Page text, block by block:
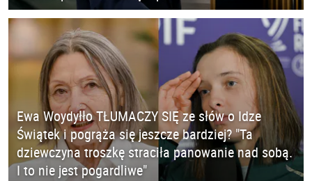
Ewa Woydyłło TŁUMACZY SIĘ ze słów o Idze
Świątek i pogrąża się jeszcze bardziej? "Ta
dziewczyna troszkę straciła panowanie nad sobą.
I to nie jest pogardliwe"